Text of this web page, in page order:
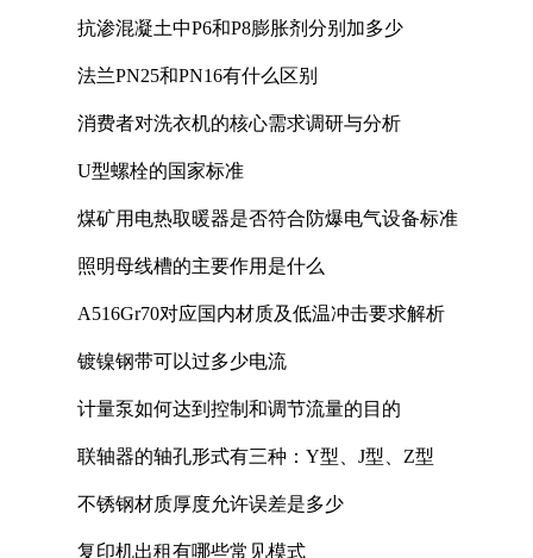
抗渗混凝土中P6和P8膨胀剂分别加多少
法兰PN25和PN16有什么区别
消费者对洗衣机的核心需求调研与分析
U型螺栓的国家标准
煤矿用电热取暖器是否符合防爆电气设备标准
照明母线槽的主要作用是什么
A516Gr70对应国内材质及低温冲击要求解析
镀镍钢带可以过多少电流
计量泵如何达到控制和调节流量的目的
联轴器的轴孔形式有三种：Y型、J型、Z型
不锈钢材质厚度允许误差是多少
复印机出租有哪些常见模式